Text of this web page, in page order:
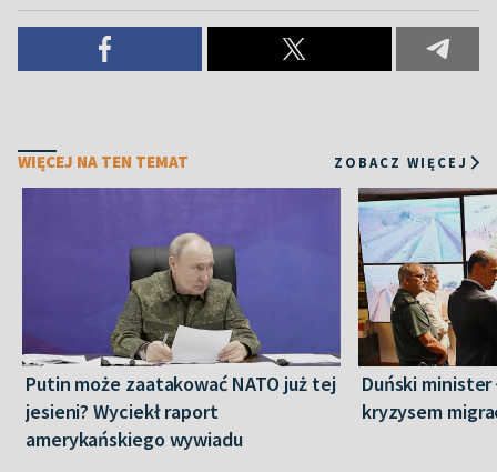
WIĘCEJ NA TEN TEMAT ZOBACZ WIĘCEJ
Putin może zaatakować NATO już tej
jesieni? Wyciekł raport
amerykańskiego wywiadu
Duński minister
kryzysem